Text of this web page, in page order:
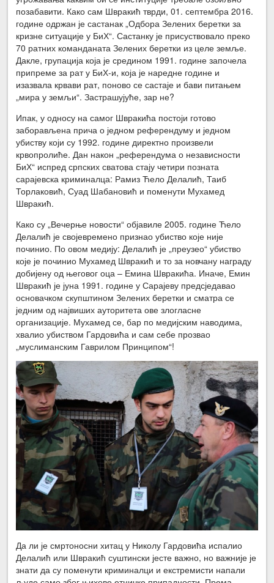
позабавити. Како сам Швракић тврди, 01. септембра 2016.
године одржан је састанак „Одбора Зелених беретки за
кризне ситуације у БиХ“. Састанку је присуствовало преко
70 ратних команданата Зелених беретки из целе земље.
Дакле, групација која је средином 1991. године започела
припреме за рат у БиХ-и, која је наредне године и
изазвала крвави рат, поново се састаје и бави питањем
„мира у земљи“. Застрашујуће, зар не?
Ипак, у односу на самог Швракића постоји готово
заборављена прича о једном референдуму и једном
убиству који су 1992. године директно произвели
крвопролиће. Дан након „референдума о независности
БиХ“ испред српских сватова стају четири позната
сарајевска криминалца: Рамиз Ћело Делалић, Таиб
Торлаковић, Суад Шабановић и поменути Мухамед
Швракић.
Како су „Вечерње новости“ објавиле 2005. године Ћело
Делалић је својевремено признао убиство које није
починио. По овом медију: Делалић је „преузео“ убиство
које је починио Мухамед Швракић и то за новчану награду
добијену од његовог оца – Емина Швракића. Иначе, Емин
Швракић је јуна 1991. године у Сарајеву предсједавао
основачком скупштином Зелених беретки и сматра се
једним од највиших ауторитета ове злогласне
организације. Мухамед се, бар по медијским наводима,
хвалио убиством Гардовића и сам себе прозвао
„муслиманским Гаврилом Принципом“!
Да ли је смртоносни хитац у Николу Гардовића испалио
Делалић или Швракић суштински јесте важно, но важније је
знати да су поменути криминалци и екстремисти напали